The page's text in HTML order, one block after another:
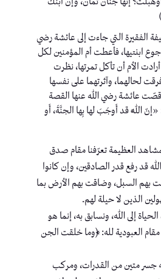
الفقيرة التي جاءت إلى عائشة رضي
ابنتيها، فأعطت أم المؤمنين لكل
الأم أن تأكل تمرتها، نظرت
فرقت لحالهما، وآثرتهما على نفسها
عائشة رضي الله عنها القصة
اللَّه قد أَوجَبَ لها بِها الجنَّةَ، أَو
العظيمة تعرّفنا مقام صدق
قد رفع قدر الصادقين، وإن كانوا
بهم السبل، وضاقت بهم الأرض بما
الذين لا حيلة لهم.
إلى الله، ونسابق به، إنما هو
مقام العبودية لله: ﴿وما خلقت الجن
جسر متين من القدرات، ومركب